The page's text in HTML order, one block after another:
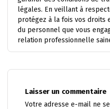
légales. En veillant à
protégez à la fois vos droits
du personnel que vous
relation professionnelle
Laisser un commentaire
Votre adresse e-mail ne